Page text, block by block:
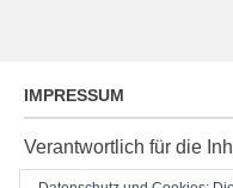
IMPRESSUM
Verantwortlich für die
Ziegelacker 20, D-